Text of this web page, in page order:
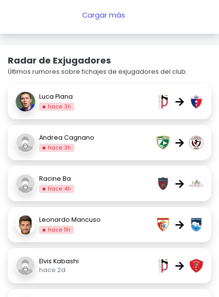
Cargar más
Radar de Exjugadores
Últimos rumores sobre fichajes de exjugadores del club.
Luca Piana
hace 3h →
Andrea Cagnano
hace 3h →
Racine Ba
hace 4h →
Leonardo Mancuso
hace 11h →
Elvis Kabashi
hace 2d
→